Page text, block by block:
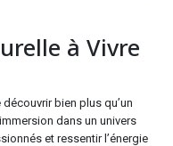
à Vivre
bien plus qu’un
dans un univers
et ressentir l’énergie